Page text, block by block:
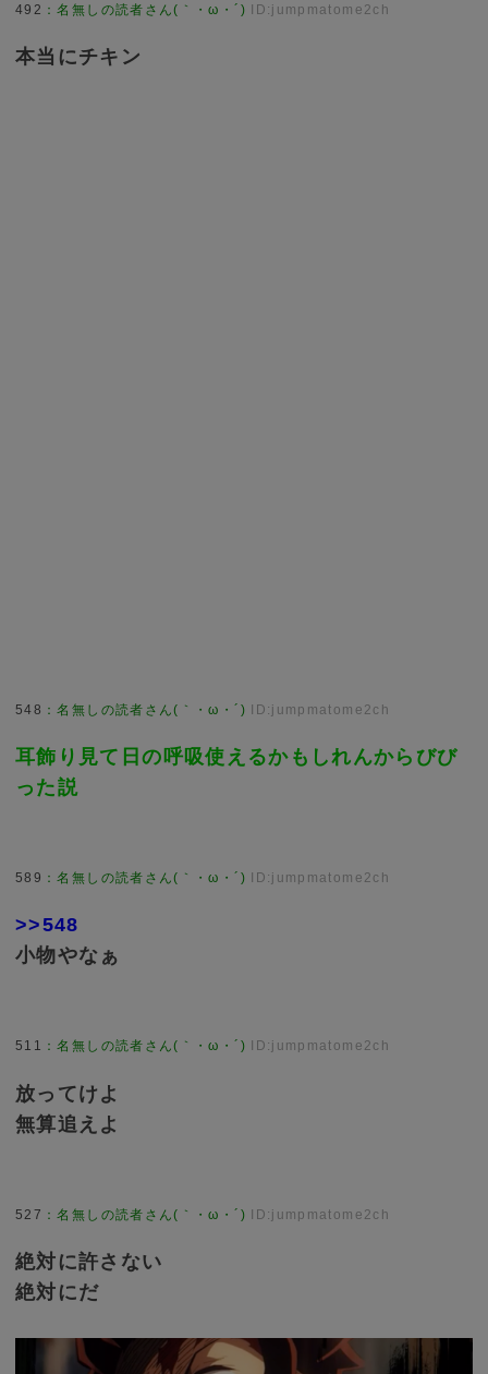
492 ：名無しの読者さん(｀・ω・´) ID:jumpmatome2ch
本当にチキン
548 ：名無しの読者さん(｀・ω・´) ID:jumpmatome2ch
耳飾り見て日の呼吸使えるかもしれんからびび
った説
589 ：名無しの読者さん(｀・ω・´) ID:jumpmatome2ch
>>548
小物やなぁ
511 ：名無しの読者さん(｀・ω・´) ID:jumpmatome2ch
放ってけよ
無算追えよ
527 ：名無しの読者さん(｀・ω・´) ID:jumpmatome2ch
絶対に許さない
絶対にだ